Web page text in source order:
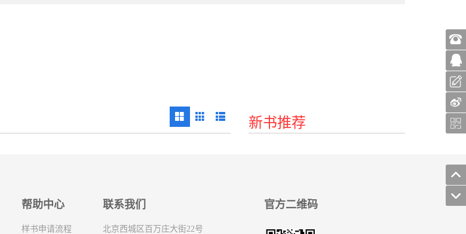
新书推荐
帮助中心
样书申请流程
联系我们
北京西城区百万庄大街22号
官方二维码